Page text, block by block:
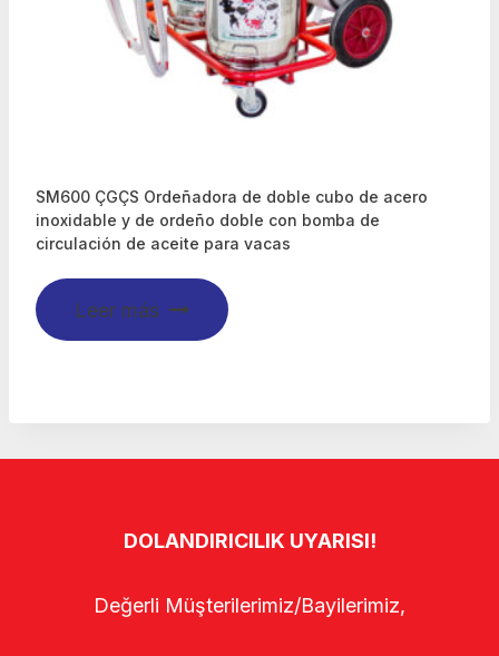
SM600 ÇGÇS Ordeñadora de doble cubo de acero
inoxidable y de ordeño doble con bomba de
circulación de aceite para vacas
Leer más
DOLANDIRICILIK UYARISI!
Değerli Müşterilerimiz/Bayilerimiz,